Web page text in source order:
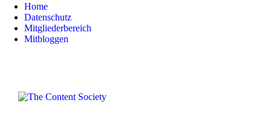
Home
Datenschutz
Mitgliederbereich
Mitbloggen